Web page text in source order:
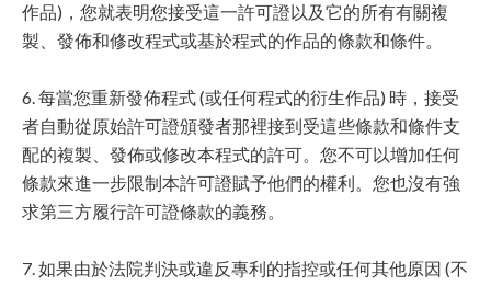
作品)，您就表明您接受這一許可證以及它的所有有關複
製、發佈和修改程式或基於程式的作品的條款和條件。
6. 每當您重新發佈程式 (或任何程式的衍生作品) 時，接受
者自動從原始許可證頒發者那裡接到受這些條款和條件支
配的複製、發佈或修改本程式的許可。您不可以增加任何
條款來進一步限制本許可證賦予他們的權利。您也沒有強
求第三方履行許可證條款的義務。
7. 如果由於法院判決或違反專利的指控或任何其他原因 (不